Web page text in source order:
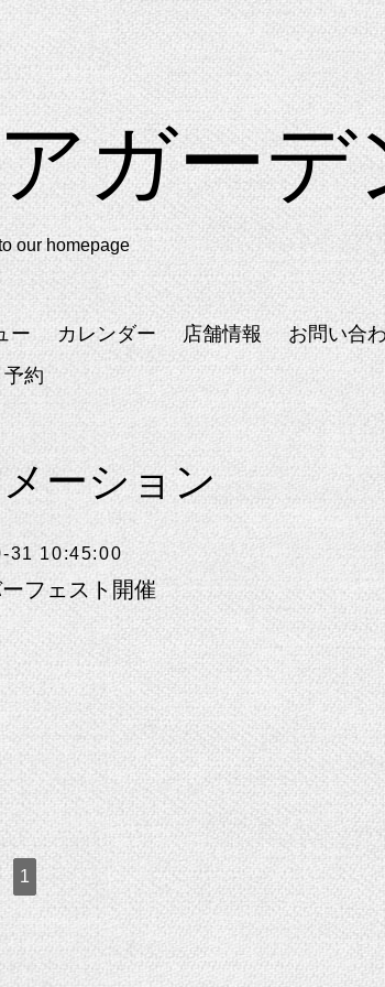
ガー
our homepage
ー カレンダー 店舗情報 お問い合
予約
ーション
31 10:45:00
フェスト開催
1